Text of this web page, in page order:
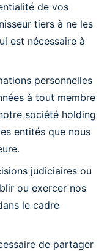
de vos
tiers à ne les
est nécessaire à
personnelles
à tout membre
société holding
entités que nous
judiciaires ou
ou exercer nos
le cadre
de partager